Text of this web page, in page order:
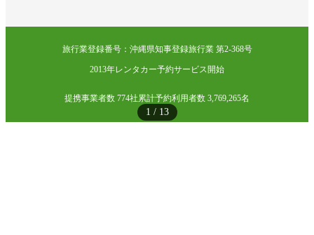
1 / 13
旅行業登録番号：沖縄県知事登録旅行業 第2-368号
2013年レンタカー予約サービス開始
提携事業者数 774社累計予約利用者数 3,769,265名